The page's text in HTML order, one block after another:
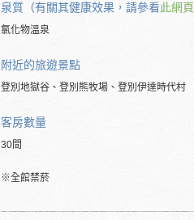
泉質（有關其健康效果，請參看此網頁
氯化物溫泉
附近的旅遊景點
登別地獄谷、登別熊牧場、登別伊達時代村
客房數量
30間
※全館禁菸